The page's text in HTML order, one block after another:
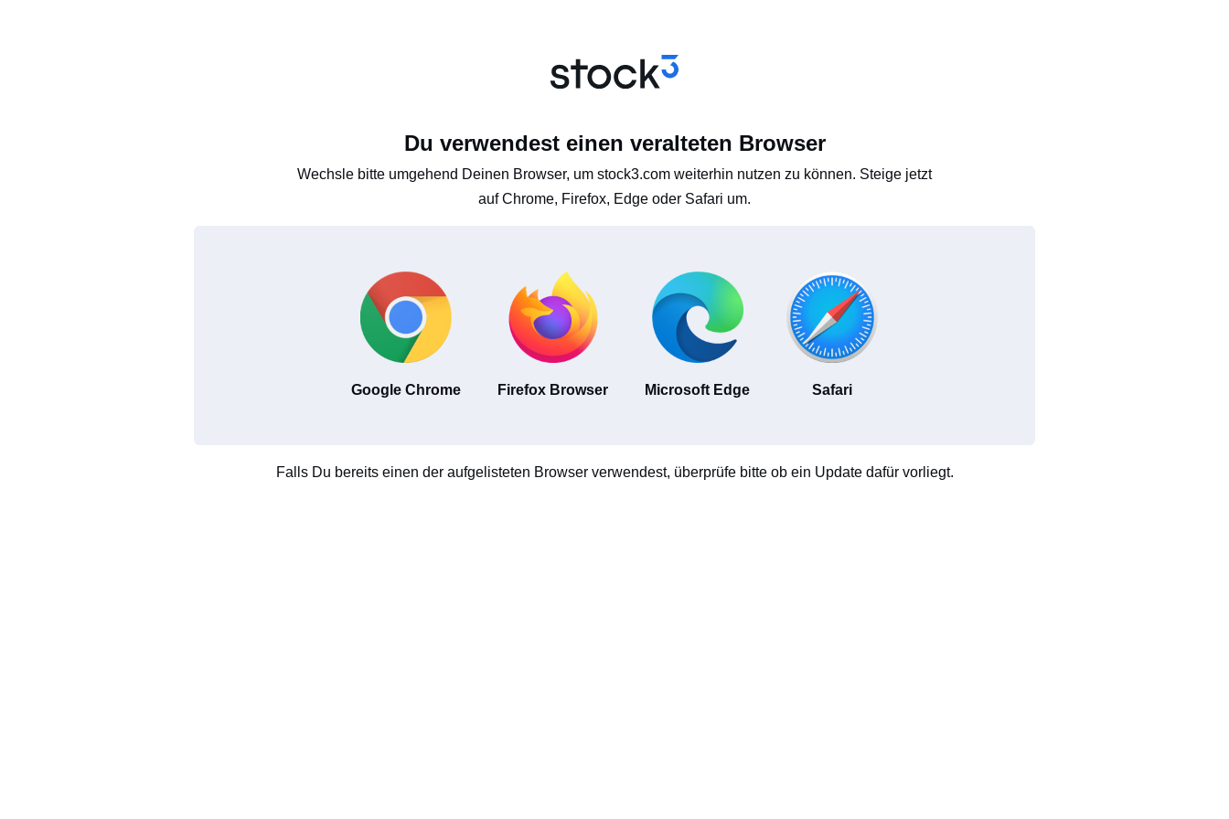
Du verwendest einen veralteten Browser
Wechsle bitte umgehend Deinen Browser, um stock3.com weiterhin nutzen zu können. Steige jetzt
auf Chrome, Firefox, Edge oder Safari um.
Google Chrome Firefox Browser Microsoft Edge Safari
Falls Du bereits einen der aufgelisteten Browser verwendest, überprüfe bitte ob ein Update dafür vorliegt.